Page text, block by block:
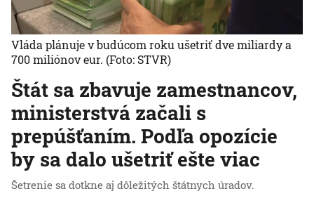
Štát sa zbavuje zamestnancov,
ministerstvá začali s
prepúšťaním. Podľa opozície
by sa dalo ušetriť ešte viac
Šetrenie sa dotkne aj dôležitých štátnych úradov.
Vláda plánuje v budúcom roku ušetriť dve miliardy a
700 miliónov eur. (Foto: STVR)